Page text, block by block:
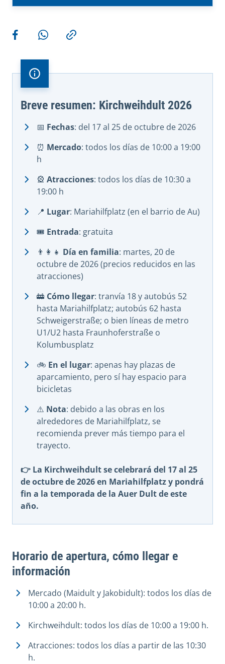
Más acciones
Compartir en Facebook
Compartir en WhatsApp
Copiar enlace
Breve resumen: Kirchweihdult 2026
📅 Fechas: del 17 al 25 de octubre de 2026
⏰ Mercado: todos los días de 10:00 a 19:00
h
🎡 Atracciones: todos los días de 10:30 a
19:00 h
📍 Lugar: Mariahilfplatz (en el barrio de Au)
🎟️ Entrada: gratuita
👨‍👩‍👧 Día en familia: martes, 20 de
octubre de 2026 (precios reducidos en las
atracciones)
🚋 Cómo llegar: tranvía 18 y autobús 52
hasta Mariahilfplatz; autobús 62 hasta
Schweigerstraße; o bien líneas de metro
U1/U2 hasta Fraunhoferstraße o
Kolumbusplatz
🚲 En el lugar: apenas hay plazas de
aparcamiento, pero sí hay espacio para
bicicletas
⚠️ Nota: debido a las obras en los
alrededores de Mariahilfplatz, se
recomienda prever más tiempo para el
trayecto.
👉 La Kirchweihdult se celebrará del 17 al 25
de octubre de 2026 en Mariahilfplatz y pondrá
fin a la temporada de la Auer Dult de este
año.
Horario de apertura, cómo llegar e
información
Mercado (Maidult y Jakobidult): todos los días de
10:00 a 20:00 h.
Kirchweihdult: todos los días de 10:00 a 19:00 h.
Atracciones: todos los días a partir de las 10:30
h.